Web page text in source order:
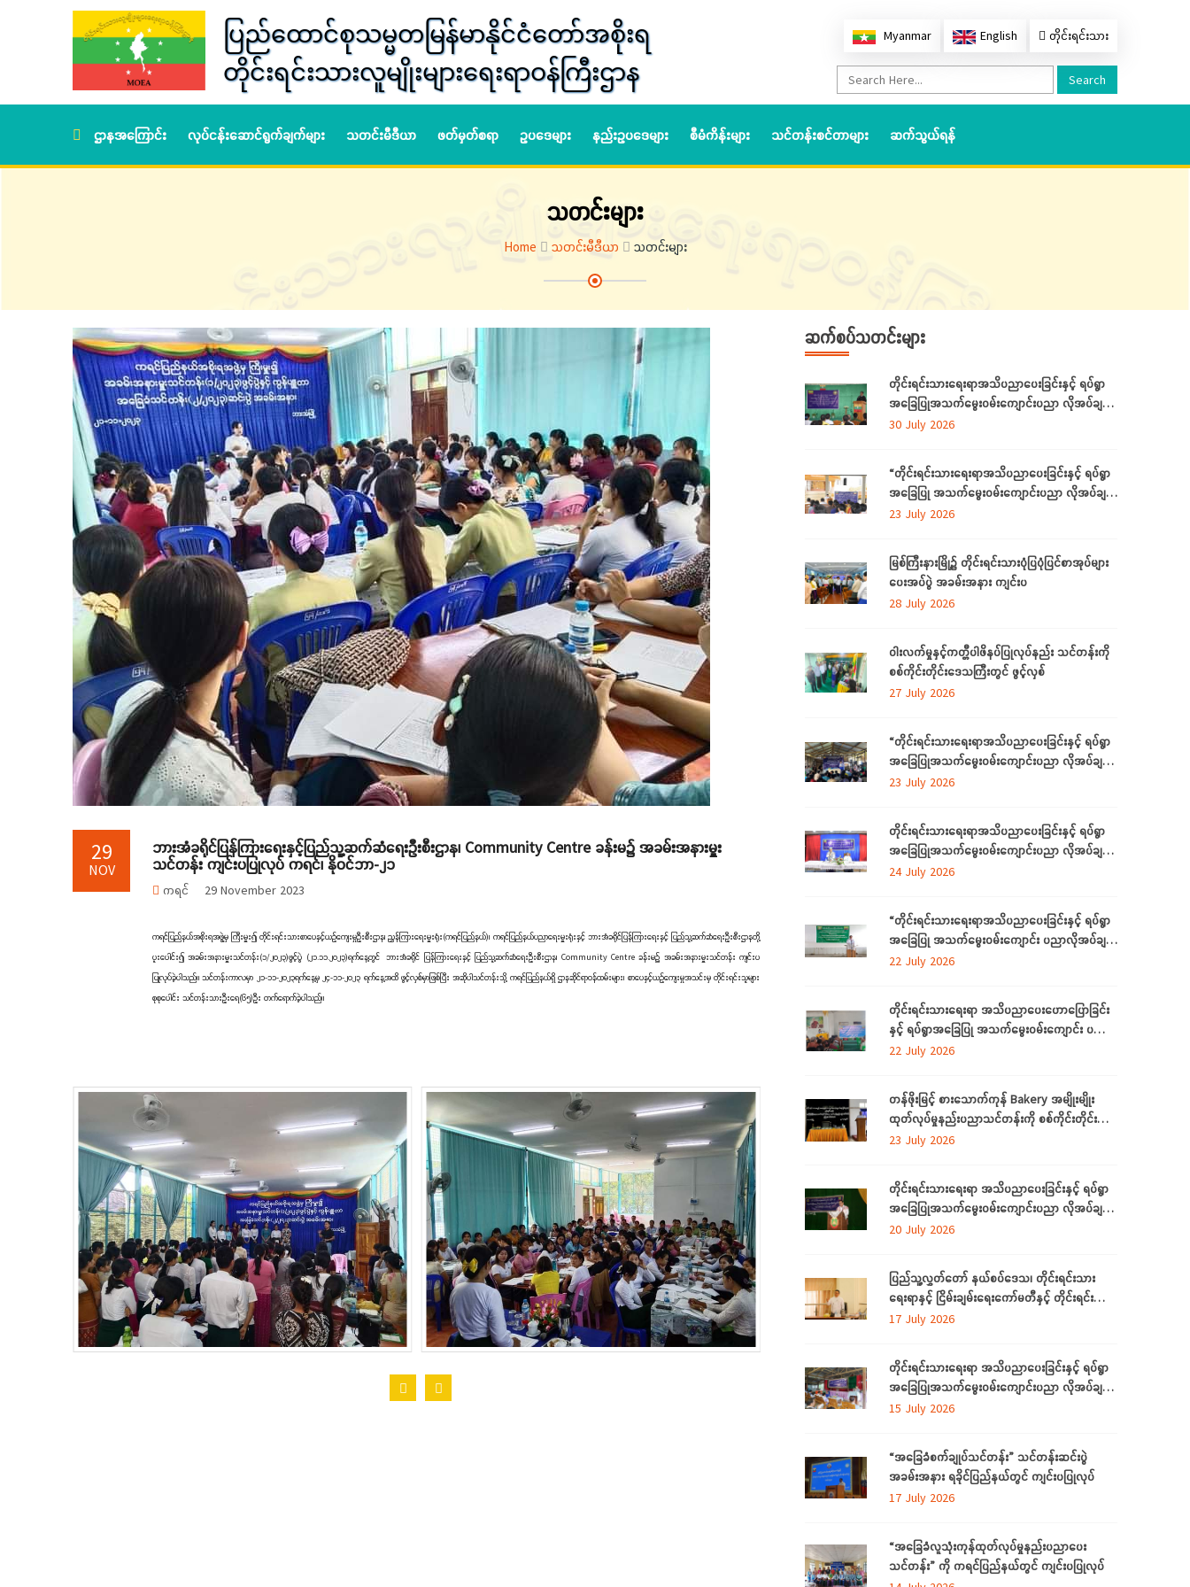
ပြည်ထောင်စုသမ္မတမြန်မာနိုင်ငံတော်အစိုးရ
တိုင်းရင်းသားလူမျိုးများရေးရာဝန်ကြီးဌာန
Myanmar English တိုင်းရင်းသား
Search
ဌာနအကြောင်း လုပ်ငန်းဆောင်ရွက်ချက်များ သတင်းမီဒီယာ ဖတ်မှတ်စရာ ဥပဒေများ နည်းဥပဒေများ စီမံကိန်းများ သင်တန်းစင်တာများ ဆက်သွယ်ရန်
သတင်းများ
Home သတင်းမီဒီယာ သတင်းများ
29
NOV
ဘားအံခရိုင်ပြန်ကြားရေးနှင့်ပြည်သူ့ဆက်ဆံရေးဦးစီးဌာန၊ Community Centre ခန်းမ၌ အခမ်းအနားမှူး
သင်တန်း ကျင်းပပြုလုပ် ကရင်၊ နိုဝင်ဘာ-၂၁
ကရင် 29 November 2023
ကရင်ပြည်နယ်အစိုးရအဖွဲ့မှ ကြီးမှူး၍ တိုင်းရင်းသားစာပေနှင့်ယဉ်ကျေးမှုဦးစီးဌာန၊ ညွှန်ကြားရေးမှူးရုံး(ကရင်ပြည်နယ်)၊ ကရင်ပြည်နယ်ပညာရေးမှူးရုံးနှင့် ဘားအံခရိုင်ပြန်ကြားရေးနှင့် ပြည်သူ့ဆက်ဆံရေးဦးစီးဌာနတို့
ပူးပေါင်း၍ အခမ်းအနားမှူးသင်တန်း(၁/၂၀၂၃)ဖွင့်ပွဲ (၂၁.၁၁.၂၀၂၃)ရက်နေ့တွင် ဘားအံခရိုင် ပြန်ကြားရေးနှင့် ပြည်သူ့ဆက်ဆံရေးဦးစီးဌာန၊ Community Centre ခန်းမ၌ အခမ်းအနားမှူးသင်တန်း ကျင်းပ
ပြုလုပ်ခဲ့ပါသည်။ သင်တန်းကာလမှာ ၂၁-၁၁-၂၀၂၃ရက်နေ့မှ ၂၄-၁၁-၂၀၂၃ ရက်နေ့အထိ ဖွင့်လှစ်မှာဖြစ်ပြီး အဆိုပါသင်တန်းသို့ ကရင်ပြည်နယ်ရှိ ဌာနဆိုင်ရာဝန်ထမ်းများ၊ စာပေနှင့်ယဉ်ကျေးမှုအသင်းမှ တိုင်းရင်းသူများ
စုစုပေါင်း သင်တန်းသားဦးရေ(၆၅)ဦး တက်ရောက်ခဲ့ပါသည်။
ဆက်စပ်သတင်းများ
တိုင်းရင်းသားရေးရာအသိပညာပေးခြင်းနှင့် ရပ်ရွာ
အခြေပြုအသက်မွေးဝမ်းကျောင်းပညာ လိုအပ်ချက်
တို့ကို ဆန်းစစ်စီမံခြင်းအစီအစဉ်ကို ကချင်ပြည်နယ်
30 July 2026
“တိုင်းရင်းသားရေးရာအသိပညာပေးခြင်းနှင့် ရပ်ရွာ
အခြေပြု အသက်မွေးဝမ်းကျောင်းပညာ လိုအပ်ချက်
ဆန်းစစ်စီမံခြင်း အစီအစဉ်”
23 July 2026
မြစ်ကြီးနားမြို့၌ တိုင်းရင်းသားပုံပြပုံပြင်စာအုပ်များ
ပေးအပ်ပွဲ အခမ်းအနား ကျင်းပ
28 July 2026
ဝါးလက်မှုနှင့်ကတ္တီပါဖိနပ်ပြုလုပ်နည်း သင်တန်းကို
စစ်ကိုင်းတိုင်းဒေသကြီးတွင် ဖွင့်လှစ်
27 July 2026
“တိုင်းရင်းသားရေးရာအသိပညာပေးခြင်းနှင့် ရပ်ရွာ
အခြေပြုအသက်မွေးဝမ်းကျောင်းပညာ လိုအပ်ချက်
တို့ကို ဆန်းစစ်စီမံခြင်း အစီအစဉ်”ကို စစ်ကိုင်းတိုင်း
23 July 2026
တိုင်းရင်းသားရေးရာအသိပညာပေးခြင်းနှင့် ရပ်ရွာ
အခြေပြုအသက်မွေးဝမ်းကျောင်းပညာ လိုအပ်ချက်
တို့ကို ဆန်းစစ်စီမံခြင်းအစီအစဉ်ကို ဧရာဝတီတိုင်း
24 July 2026
“တိုင်းရင်းသားရေးရာအသိပညာပေးခြင်းနှင့် ရပ်ရွာ
အခြေပြု အသက်မွေးဝမ်းကျောင်း ပညာလိုအပ်ချက်
ဆန်းစစ်စီမံခြင်း အစီအစဉ်” နှင့် “အခြေခံစက်ချုပ်
ပြုလုပ်
22 July 2026
တိုင်းရင်းသားရေးရာ အသိပညာပေးဟောပြောခြင်း
နှင့် ရပ်ရွာအခြေပြု အသက်မွေးဝမ်းကျောင်း ပညာ
လိုအပ်ချက်တို့ကို ဆန်းစစ်စီမံခြင်း အစီအစဉ်ကို
22 July 2026
တန်ဖိုးမြင့် စားသောက်ကုန် Bakery အမျိုးမျိုး
ထုတ်လုပ်မှုနည်းပညာသင်တန်းကို စစ်ကိုင်းတိုင်း
ဒေသကြီး၊ လဟယ်မြို့၌ ဖွင့်လှစ်
23 July 2026
တိုင်းရင်းသားရေးရာ အသိပညာပေးခြင်းနှင့် ရပ်ရွာ
အခြေပြုအသက်မွေးဝမ်းကျောင်းပညာ လိုအပ်ချက်
များကို ဆန်းစစ်စီမံခြင်း အစီအစဉ်ကို ပဲခူးတိုင်း
20 July 2026
ပြည်သူ့လွှတ်တော် နယ်စပ်ဒေသ၊ တိုင်းရင်းသား
ရေးရာနှင့် ငြိမ်းချမ်းရေးကော်မတီနှင့် တိုင်းရင်းသား
လူမျိုးများရေးရာဝန်ကြီးဌာနတို့ တွေ့ဆုံဆွေးနွေး
17 July 2026
တိုင်းရင်းသားရေးရာ အသိပညာပေးခြင်းနှင့် ရပ်ရွာ
အခြေပြုအသက်မွေးဝမ်းကျောင်းပညာ လိုအပ်ချက်
တို့ကို ဆန်းစစ်စီမံခြင်း အစီအစဉ်ကို ပဲခူးတိုင်းဒေသ
15 July 2026
“အခြေခံစက်ချုပ်သင်တန်း” သင်တန်းဆင်းပွဲ
အခမ်းအနား ရခိုင်ပြည်နယ်တွင် ကျင်းပပြုလုပ်
17 July 2026
“အခြေခံလူသုံးကုန်ထုတ်လုပ်မှုနည်းပညာပေး
သင်တန်း” ကို ကရင်ပြည်နယ်တွင် ကျင်းပပြုလုပ်